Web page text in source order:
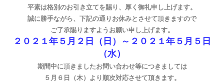
平素は格別のお引き立てを賜り、厚く御礼申し上げます。
誠に勝手ながら、下記の通りお休みとさせて頂きますので
ご了承賜りますようお願い申し上げます。
２０２１年５月２日（日）～２０２１年５月５日
（水）
期間中に頂きましたお問い合わせ等につきましては
５月６日（木）より順次対応させて頂きます。